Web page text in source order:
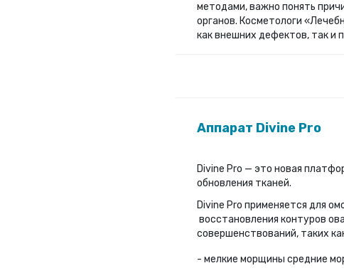
методами, важно понять
органов. Косметологи
как внешних дефектов, так и
Аппарат Divine Pro
Divine Pro — это новая
обновления тканей.
Divine Pro применяется для
восстановления контуров
совершенствований, таких
- мелкие морщины средние